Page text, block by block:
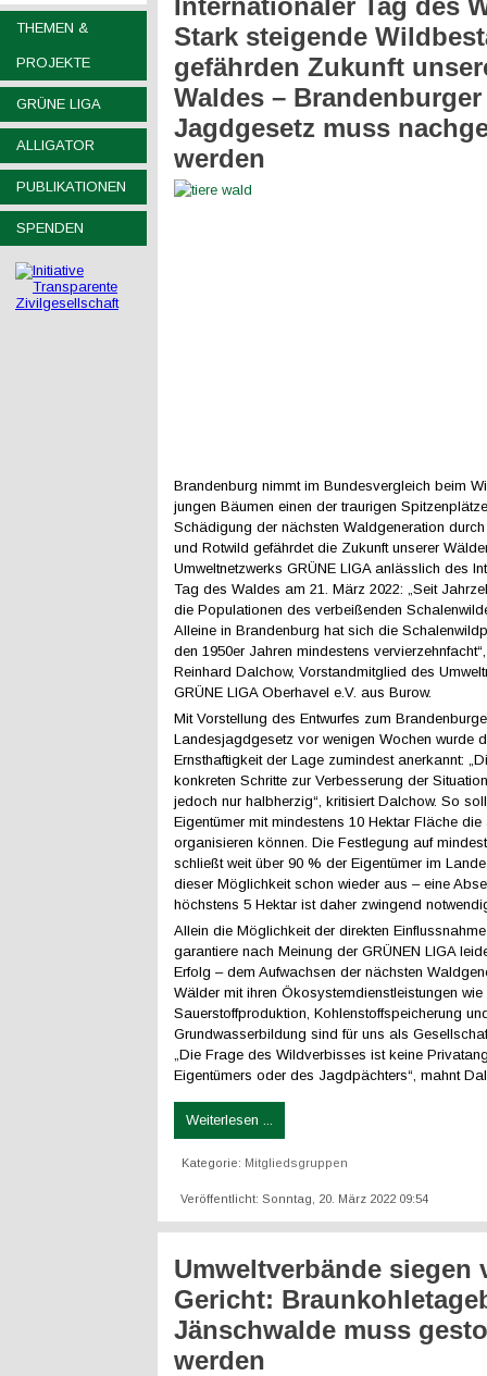
THEMEN &
PROJEKTE
GRÜNE LIGA
ALLIGATOR
PUBLIKATIONEN
SPENDEN
Internationaler Tag des
Stark steigende
gefährden Zukunft
Waldes – Brandenburger
Jagdgesetz muss
werden
Brandenburg nimmt im Bundesvergleich beim
jungen Bäumen einen der traurigen
Schädigung der nächsten Waldgeneration
und Rotwild gefährdet die Zukunft unserer
Umweltnetzwerks GRÜNE LIGA anlässlich des
Tag des Waldes am 21. März 2022: „Seit
die Populationen des verbeißenden
Alleine in Brandenburg hat sich die
den 1950er Jahren mindestens
Reinhard Dalchow, Vorstandmitglied des
GRÜNE LIGA Oberhavel e.V. aus Burow.
Mit Vorstellung des Entwurfes zum
Landesjagdgesetz vor wenigen Wochen wurde
Ernsthaftigkeit der Lage zumindest anerkannt:
konkreten Schritte zur Verbesserung der
jedoch nur halbherzig“, kritisiert Dalchow. So
Eigentümer mit mindestens 10 Hektar Fläche
organisieren können. Die Festlegung auf
schließt weit über 90 % der Eigentümer im
dieser Möglichkeit schon wieder aus – eine
höchstens 5 Hektar ist daher zwingend
Allein die Möglichkeit der direkten
garantiere nach Meinung der GRÜNEN LIGA
Erfolg – dem Aufwachsen der nächsten
Wälder mit ihren Ökosystemdienstleistungen wie
Sauerstoffproduktion, Kohlenstoffspeicherung
Grundwasserbildung sind für uns als
„Die Frage des Wildverbisses ist keine
Eigentümers oder des Jagdpächters“, mahnt
Weiterlesen ...
Kategorie: Mitgliedsgruppen
Veröffentlicht: Sonntag, 20. März 2022 09:54
Umweltverbände siegen
Gericht:
Jänschwalde muss
werden